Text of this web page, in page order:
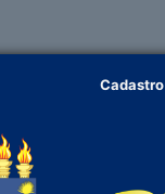
Cadastro